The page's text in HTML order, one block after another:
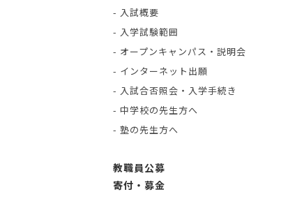
- 入試概要
- 入学試験範囲
- オープンキャンパス・説明会
- インターネット出願
- 入試合否照会・入学手続き
- 中学校の先生方へ
- 塾の先生方へ
教職員公募
寄付・募金